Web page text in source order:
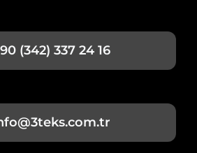
(342) 337 24 16